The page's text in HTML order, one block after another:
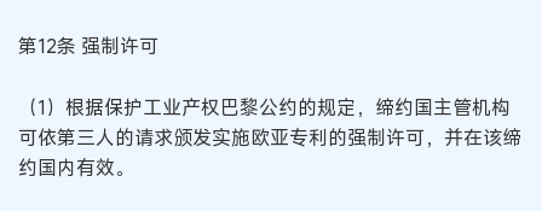
第12条 强制许可
（1）根据保护工业产权巴黎公约的规定，缔约国主管机构
可依第三人的请求颁发实施欧亚专利的强制许可，并在该缔
约国内有效。